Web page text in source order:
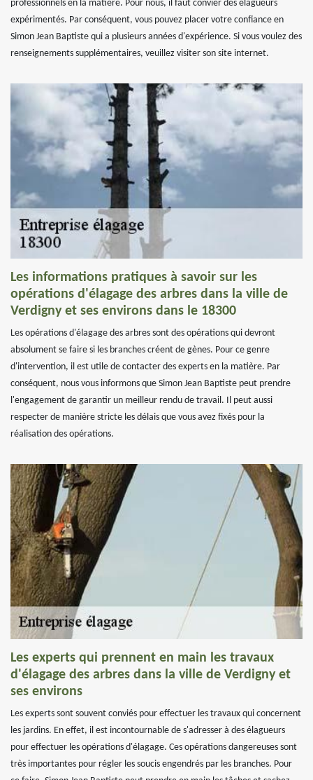
professionnels en la matière. Pour nous, il faut convier des élagueurs
expérimentés. Par conséquent, vous pouvez placer votre confiance en
Simon Jean Baptiste qui a plusieurs années d'expérience. Si vous voulez des
renseignements supplémentaires, veuillez visiter son site internet.
Les informations pratiques à savoir sur les
opérations d'élagage des arbres dans la ville de
Verdigny et ses environs dans le 18300
Les opérations d'élagage des arbres sont des opérations qui devront
absolument se faire si les branches créent de gènes. Pour ce genre
d'intervention, il est utile de contacter des experts en la matière. Par
conséquent, nous vous informons que Simon Jean Baptiste peut prendre
l'engagement de garantir un meilleur rendu de travail. Il peut aussi
respecter de manière stricte les délais que vous avez fixés pour la
réalisation des opérations.
Les experts qui prennent en main les travaux
d'élagage des arbres dans la ville de Verdigny et
ses environs
Les experts sont souvent conviés pour effectuer les travaux qui concernent
les jardins. En effet, il est incontournable de s'adresser à des élagueurs
pour effectuer les opérations d'élagage. Ces opérations dangereuses sont
très importantes pour régler les soucis engendrés par les branches. Pour